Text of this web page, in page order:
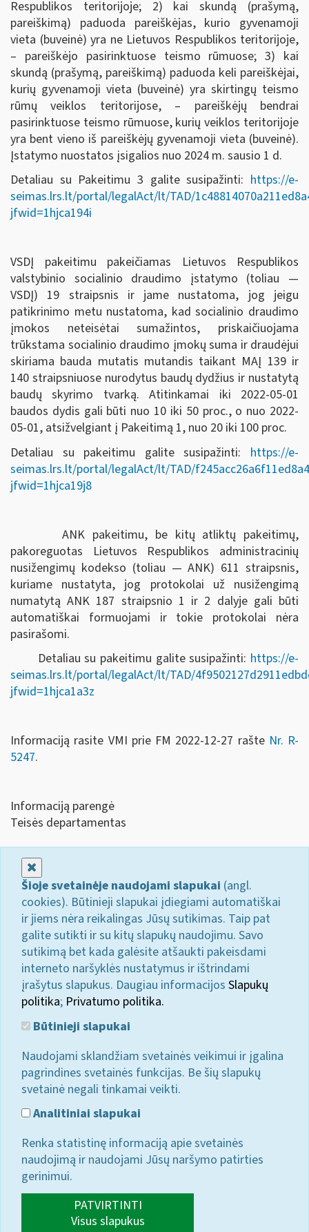
Respublikos teritorijoje; 2) kai skundą (prašymą,
pareiškimą) paduoda pareiškėjas, kurio gyvenamoji
vieta (buveinė) yra ne Lietuvos Respublikos teritorijoje,
– pareiškėjo pasirinktuose teismo rūmuose; 3) kai
skundą (prašymą, pareiškimą) paduoda keli pareiškėjai,
kurių gyvenamoji vieta (buveinė) yra skirtingų teismo
rūmų veiklos teritorijose, – pareiškėjų bendrai
pasirinktuose teismo rūmuose, kurių veiklos teritorijoje
yra bent vieno iš pareiškėjų gyvenamoji vieta (buveinė).
Įstatymo nuostatos įsigalios nuo 2024 m. sausio 1 d.
Detaliau su Pakeitimu 3 galite susipažinti: https://e-
seimas.lrs.lt/portal/legalAct/lt/TAD/
jfwid=1hjca194i
VSDĮ pakeitimu pakeičiamas Lietuvos Respublikos
valstybinio socialinio draudimo įstatymo (toliau —
VSDĮ) 19 straipsnis ir jame nustatoma, jog jeigu
patikrinimo metu nustatoma, kad socialinio draudimo
įmokos neteisėtai sumažintos, priskaičiuojama
trūkstama socialinio draudimo įmokų suma ir draudėjui
skiriama bauda mutatis mutandis taikant MAĮ 139 ir
140 straipsniuose nurodytus baudų dydžius ir nustatytą
baudų skyrimo tvarką. Atitinkamai iki 2022-05-01
baudos dydis gali būti nuo 10 iki 50 proc., o nuo 2022-
05-01, atsižvelgiant į Pakeitimą 1, nuo 20 iki 100 proc.
Detaliau su pakeitimu galite susipažinti: https://e-
seimas.lrs.lt/portal/legalAct/lt/TAD/
jfwid=1hjca19j8
ANK pakeitimu, be kitų atliktų pakeitimų,
pakoreguotas Lietuvos Respublikos administracinių
nusižengimų kodekso (toliau — ANK) 611 straipsnis,
kuriame nustatyta, jog protokolai už nusižengimą
numatytą ANK 187 straipsnio 1 ir 2 dalyje gali būti
automatiškai formuojami ir tokie protokolai nėra
pasirašomi.
Detaliau su pakeitimu galite susipažinti: https://e-
seimas.lrs.lt/portal/legalAct/lt/TAD/
jfwid=1hjca1a3z
Informaciją rasite VMI prie FM 2022-12-27 rašte Nr. R-
5247.
Informaciją parengė
Teisės departamentas
Šioje svetainėje naudojami slapukai (angl.
cookies). Būtinieji slapukai įdiegiami automatiškai
ir jiems nėra reikalingas Jūsų sutikimas. Taip pat
galite sutikti ir su kitų slapukų naudojimu. Savo
sutikimą bet kada galėsite atšaukti pakeisdami
interneto naršyklės nustatymus ir ištrindami
įrašytus slapukus. Daugiau informacijos Slapukų
politika; Privatumo politika.
Būtinieji slapukai
Naudojami sklandžiam svetainės veikimui ir įgalina
pagrindines svetainės funkcijas. Be šių slapukų
svetainė negali tinkamai veikti.
Analitiniai slapukai
Renka statistinę informaciją apie svetainės
naudojimą ir naudojami Jūsų naršymo patirties
gerinimui.
PATVIRTINTI
Visus slapukus